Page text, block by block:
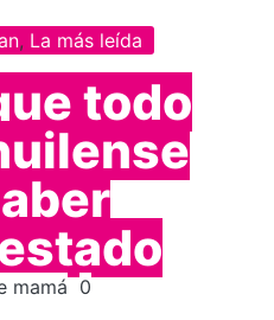
, La más leída
todo
mamá 0